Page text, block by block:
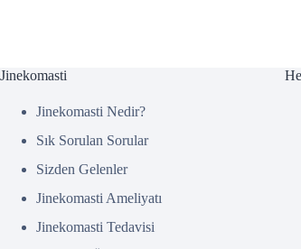
Jinekomasti
Jinekomasti Nedir?
Sık Sorulan Sorular
Sizden Gelenler
Jinekomasti Ameliyatı
Jinekomasti Tedavisi